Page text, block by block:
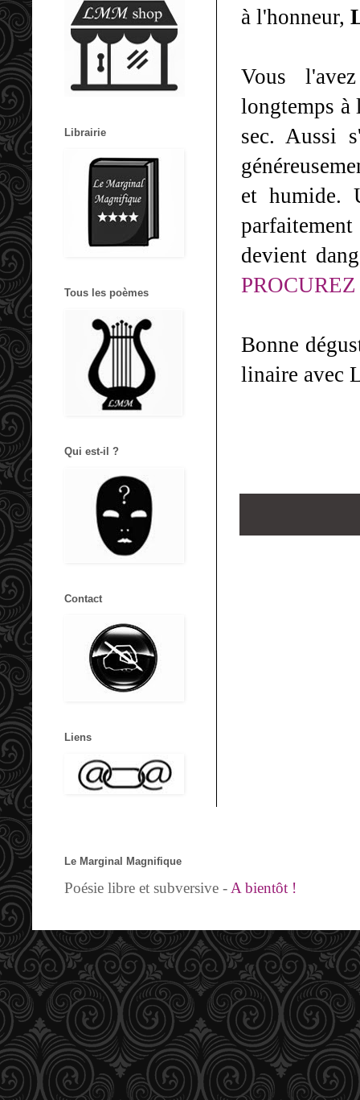
à l'honneur,
Vous
longtemps à
sec. Aussi
et humide.
devient
Bonne
linaire avec
Librairie
Tous les poèmes
Qui est-il ?
Contact
Liens
Le Marginal Magnifique
Poésie libre et subversive - A bientôt !